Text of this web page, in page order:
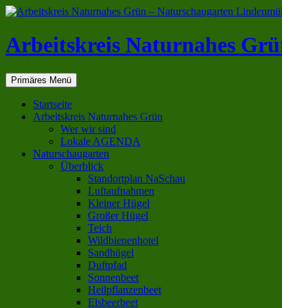
Zum
springen
Arbeitskreis Naturnahes
Suchen
Primäres Menü
Startseite
Arbeitskreis Naturnahes Grün
Wer wir sind
Lokale AGENDA
Naturschaugarten
Überblick
Standortplan NaSchau
Luftaufnahmen
Kleiner Hügel
Großer Hügel
Teich
Wildbienenhotel
Sandhügel
Duftpfad
Sonnenbeet
Heilpflanzenbeet
Elsbeerbeet